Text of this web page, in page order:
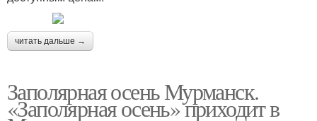
читать дальше →
Заполярная осень Мурманск.
«Заполярная осень» приходит в